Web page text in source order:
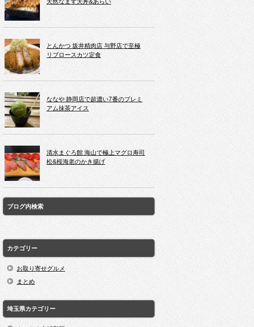
天然なまず天丼&あらい
とんかつ 坂井精肉店 与野店で至極
リブロースカツ定食
ななや 静岡店で超濃い7番のプレミ
アム抹茶アイス
清水まぐろ館 海山で極上マグロ寿司
松&桜海老のかき揚げ
ブログ内検索
カテゴリー
お取り寄せグルメ
まとめ
埼玉県カテゴリー